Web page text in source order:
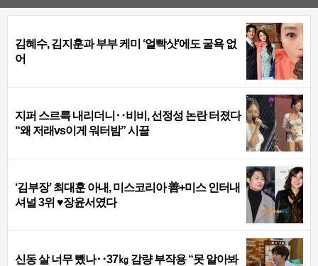
김혜수, 김지훈과 부부 케미 ‘얼빡샷’에도 굴욕 없
어
지퍼 스르륵 내리더니‥비비, 선정성 논란 터졌다
“왜 저래vs이게 워터밤” 시끌
‘김부장’ 최대훈 아내, 미스코리아 善+미스 인터내
셔널 3위 ♥장윤서였다
신동 살 너무 뺐나‥37㎏ 감량 부작용 “못 알아봐